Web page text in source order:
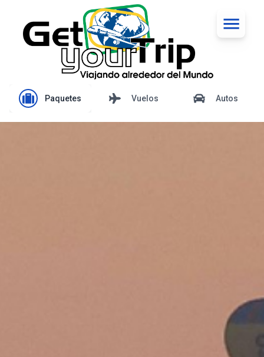
Paquetes Vuelos Autos